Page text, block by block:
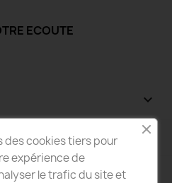
ECOUTE


des cookies tiers pour
expérience de
le trafic du site et